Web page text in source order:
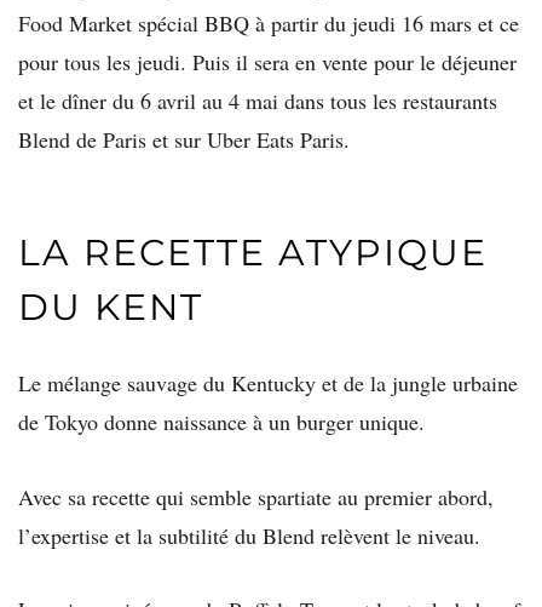
Food Market spécial BBQ à partir du jeudi 16 mars et ce
pour tous les jeudi. Puis il sera en vente pour le déjeuner
et le dîner du 6 avril au 4 mai dans tous les restaurants
Blend de Paris et sur Uber Eats Paris.
LA RECETTE ATYPIQUE
DU KENT
Le mélange sauvage du Kentucky et de la jungle urbaine
de Tokyo donne naissance à un burger unique.
Avec sa recette qui semble spartiate au premier abord,
l’expertise et la subtilité du Blend relèvent le niveau.